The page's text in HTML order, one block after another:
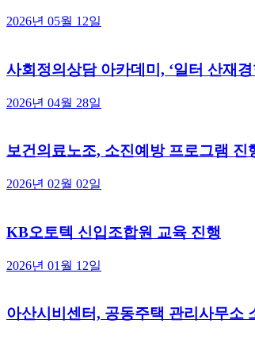
2026년 05월 12일
사회정의상담 아카데미, ‘일터 산재
2026년 04월 28일
보건의료노조, 소진예방 프로그램 진
2026년 02월 02일
KB오토텍 신입조합원 교육 진행
2026년 01월 12일
아산시비센터, 공동주택 관리사무소